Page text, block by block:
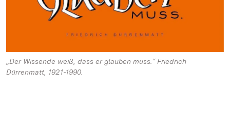
„Der Wissende weiß, dass er glauben muss.“ Friedrich
Dürrenmatt, 1921-1990.